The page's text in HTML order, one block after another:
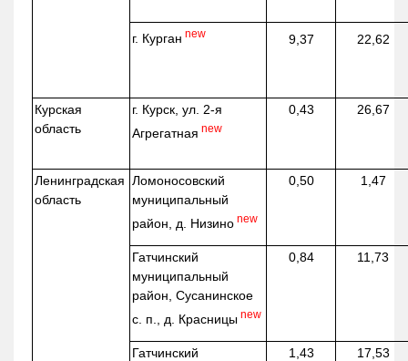
г. Курган new 9,37 22,62
Курская
область
г. Курск, ул. 2-я
Агрегатная new
0,43 26,67
Ленинградская
область
Ломоносовский
муниципальный
район, д. Низино new
0,50 1,47
Гатчинский
муниципальный
район, Сусанинское
с. п., д. Красницы new
0,84 11,73
Гатчинский
1,43 17,53